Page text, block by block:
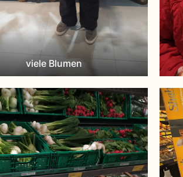
viele Blumen